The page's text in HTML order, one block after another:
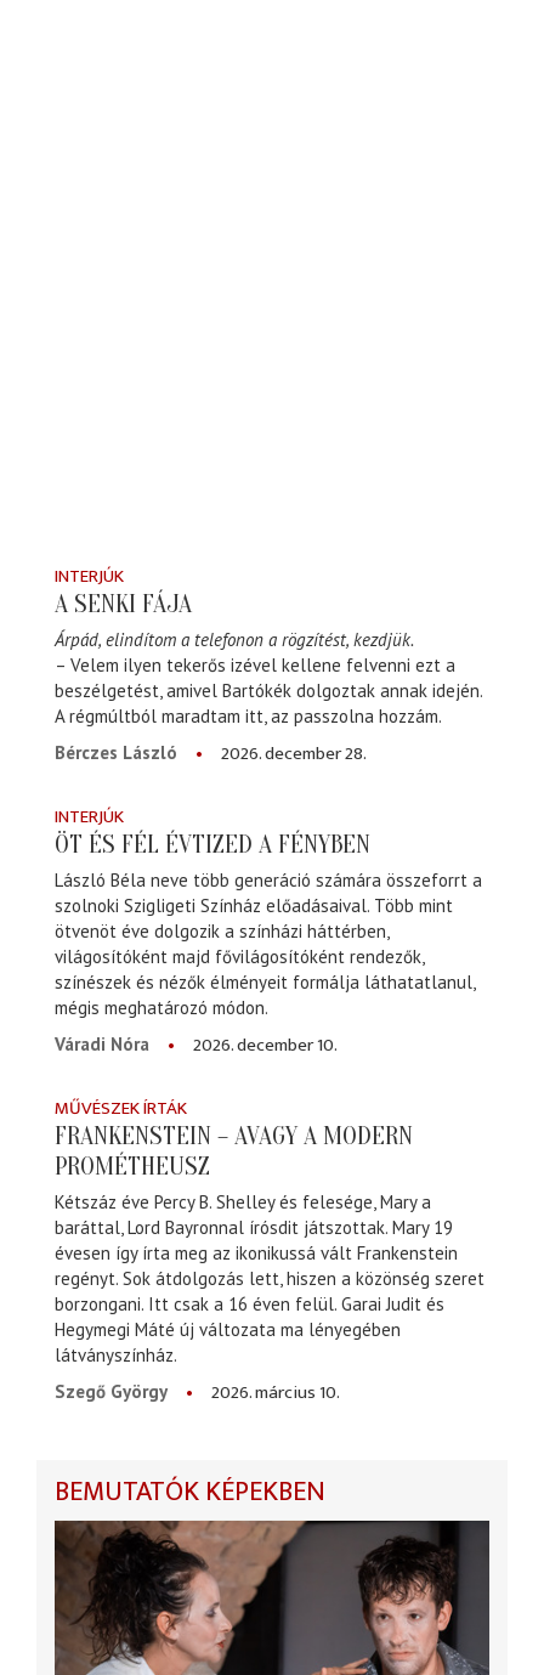
INTERJÚK
A SENKI FÁJA
Árpád, elindítom a telefonon a rögzítést, kezdjük.
– Velem ilyen tekerős izével kellene felvenni ezt a
beszélgetést, amivel Bartókék dolgoztak annak idején.
A régmúltból maradtam itt, az passzolna hozzám.
Bérczes László
2026. december 28.
INTERJÚK
ÖT ÉS FÉL ÉVTIZED A FÉNYBEN
László Béla neve több generáció számára összeforrt a
szolnoki Szigligeti Színház előadásaival. Több mint
ötvenöt éve dolgozik a színházi háttérben,
világosítóként majd fővilágosítóként rendezők,
színészek és nézők élményeit formálja láthatatlanul,
mégis meghatározó módon.
Váradi Nóra
2026. december 10.
MŰVÉSZEK ÍRTÁK
FRANKENSTEIN – AVAGY A MODERN
PROMÉTHEUSZ
Kétszáz éve Percy B. Shelley és felesége, Mary a
baráttal, Lord Bayronnal írósdit játszottak. Mary 19
évesen így írta meg az ikonikussá vált Frankenstein
regényt. Sok átdolgozás lett, hiszen a közönség szeret
borzongani. Itt csak a 16 éven felül. Garai Judit és
Hegymegi Máté új változata ma lényegében
látványszínház.
Szegő György
2026. március 10.
BEMUTATÓK KÉPEKBEN